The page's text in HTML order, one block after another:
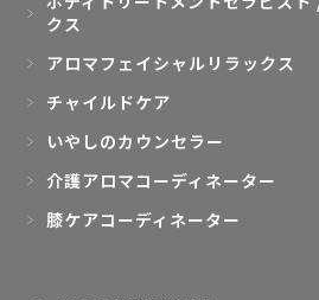
アロマフェイシャルリラックス
チャイルドケア
いやしのカウンセラー
介護アロマコーディネーター
膝ケアコーディネーター